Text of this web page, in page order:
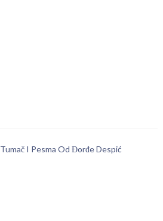
Tumač I Pesma Od Đorđe Despić